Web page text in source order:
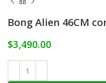
Bong Alien 46CM
$3,490.00